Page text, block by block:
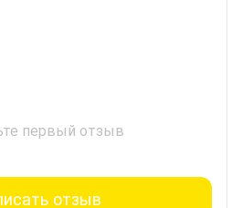
первый отзыв
отзыв